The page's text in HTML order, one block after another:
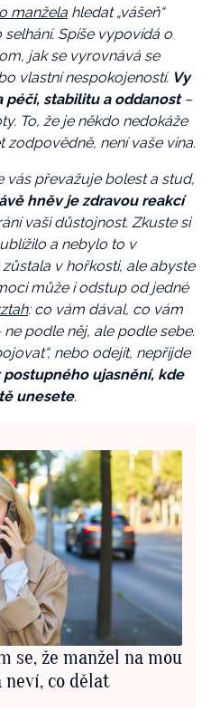
manžela hledat „vášeň“
Spíše vypovídá o
jak se vyrovnává se
vlastní nespokojeností. Vy
péči, stabilitu a oddanost–
To, že je někdo nedokáže
zodpovědně, není vaše vina.
vás převažuje bolest a stud,
hněv je zdravou reakcí
vaši důstojnost. Zkuste si
a nebylo to v
v hořkosti, ale abyste
může i odstup od jedné
: co vám dával, co vám
podle něj, ale podle sebe.
nebo odejít, nepřijde
postupného ujasnění, kde
unesete.
se, že manžel na mou
neví, co dělat